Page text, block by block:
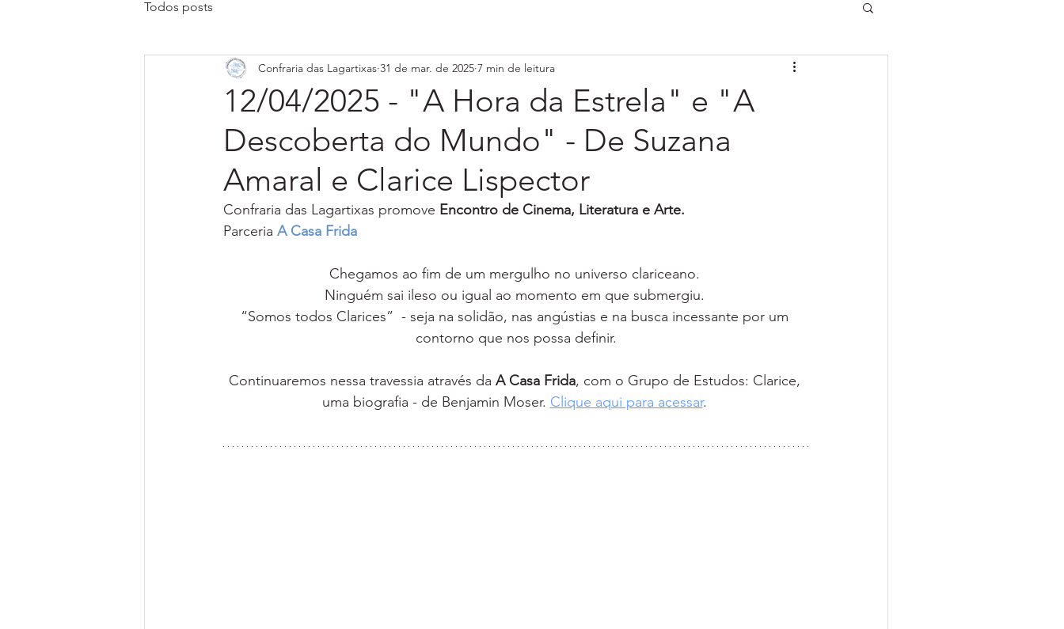
Todos posts
12/04/2025 - "A Hora da Estrela" e "A
Descoberta do Mundo" - De Suzana
Amaral e Clarice Lispector
Confraria das Lagartixas 31 de mar. de 2025 7 min de leitura
Confraria das Lagartixas promove Encontro de Cinema, Literatura e Arte.
Parceria A Casa Frida
Chegamos ao fim de um mergulho no universo clariceano.
Ninguém sai ileso ou igual ao momento em que submergiu.
“Somos todos Clarices”  - seja na solidão, nas angústias e na busca incessante por um
contorno que nos possa definir.
Continuaremos nessa travessia através da A Casa Frida, com o Grupo de Estudos: Clarice,
uma biografia - de Benjamin Moser. Clique aqui para acessar.